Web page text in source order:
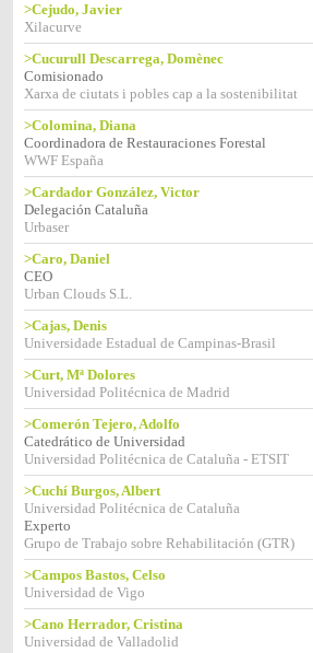
>Cejudo, Javier
Xilacurve
>Cucurull Descarrega, Domènec
Comisionado
Xarxa de ciutats i pobles cap a la sostenibilitat
>Colomina, Diana
Coordinadora de Restauraciones Forestal
WWF España
>Cardador González, Victor
Delegación Cataluña
Urbaser
>Caro, Daniel
CEO
Urban Clouds S.L.
>Cajas, Denis
Universidade Estadual de Campinas-Brasil
>Curt, Mª Dolores
Universidad Politécnica de Madrid
>Comerón Tejero, Adolfo
Catedrático de Universidad
Universidad Politécnica de Cataluña - ETSIT
>Cuchí Burgos, Albert
Universidad Politécnica de Cataluña
Experto
Grupo de Trabajo sobre Rehabilitación (GTR)
>Campos Bastos, Celso
Universidad de Vigo
>Cano Herrador, Cristina
Universidad de Valladolid